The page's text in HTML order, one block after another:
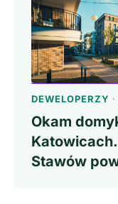
DEWELOPERZY
Okam
Stawów